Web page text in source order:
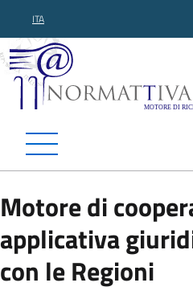
ITA
Normattiva
Motore di
applicativa
con le Regioni